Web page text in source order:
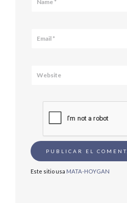
Este sitio usa MATA-HOYGAN